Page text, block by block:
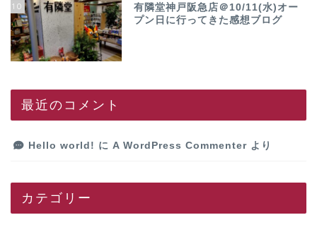
10
有隣堂神戸阪急店＠10/11(水)オー
プン日に行ってきた感想ブログ
最近のコメント
Hello world! に A WordPress Commenter より
カテゴリー